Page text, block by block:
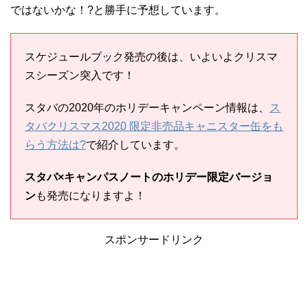
ではないかな！?と勝手に予想しています。
スケジュールブック発売の後は、いよいよクリスマ
スシーズン突入です！
スタバの2020年のホリデーキャンペーン情報は、
ス
タバクリスマス2020 限定非売品キャニスター缶をも
らう方法は?で紹介しています。
スタバ×キャンパスノートのホリデー限定バージョ
ンも発売になりますよ！
スポンサードリンク